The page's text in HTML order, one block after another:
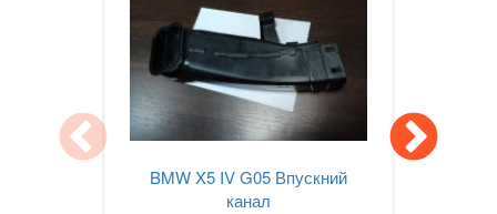
X3 III G01
X3M III F97
BMW X5 IV G05 Впускний
канал